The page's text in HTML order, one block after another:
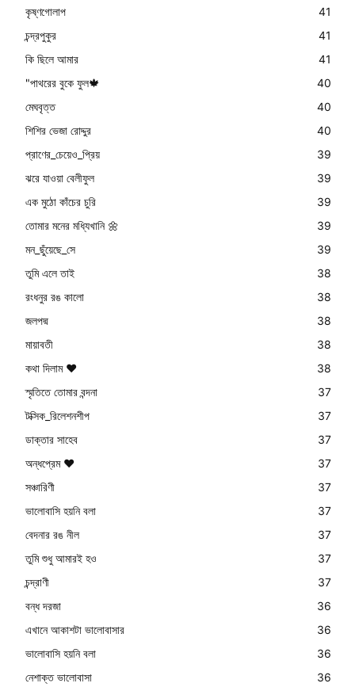
কৃষ্ণগোলাপ
41
চন্দ্রপুকুর
41
কি ছিলে আমার
41
"পাথরের বুকে ফুল🍁
40
মেঘবৃত্ত
40
শিশির ভেজা রোদ্দুর
40
প্রাণের_চেয়েও_প্রিয়
39
ঝরে যাওয়া বেলীফুল
39
এক মুঠো কাঁচের চুরি
39
তোমার মনের মধ্যিখানি 🌼
39
মন_ছুঁয়েছে_সে
39
তুমি এলে তাই
38
রংধনুর রঙ কালো
38
জলপদ্ম
38
মায়াবতী
38
কথা দিলাম ❤️
38
স্মৃতিতে তোমার বন্দনা
37
টক্সিক_রিলেশনশীপ
37
ডাক্তার সাহেব
37
অন্ধপ্রেম ❤️
37
সঞ্চারিণী
37
ভালোবাসি হয়নি বলা
37
বেদনার রঙ নীল
37
তুমি শুধু আমারই হও
37
চন্দ্রাণী
37
বন্ধ দরজা
36
এখানে আকাশটা ভালোবাসার
36
ভালোবাসি হয়নি বলা
36
নেশাক্ত ভালোবাসা
36